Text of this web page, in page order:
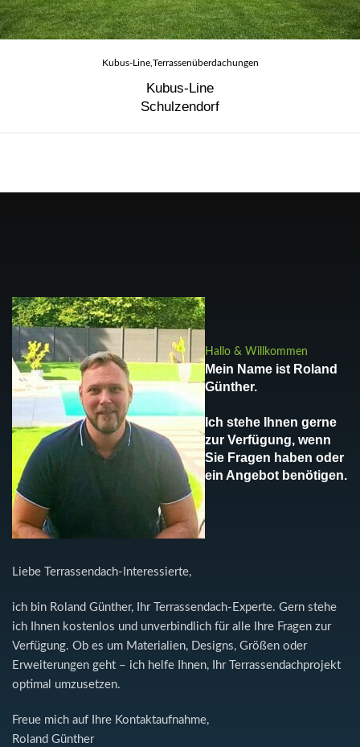
Kubus-Line Terrassenüberdachungen
Kubus-Line
Schulzendorf
Hallo & Willkommen
Mein Name ist Roland
Günther.
Ich stehe Ihnen gerne
zur Verfügung, wenn
Sie Fragen haben oder
ein Angebot benötigen.
Liebe Terrassendach-Interessierte,
ich bin Roland Günther, Ihr Terrassendach-Experte. Gern stehe
ich Ihnen kostenlos und unverbindlich für alle Ihre Fragen zur
Verfügung. Ob es um Materialien, Designs, Größen oder
Erweiterungen geht – ich helfe Ihnen, Ihr Terrassendachprojekt
optimal umzusetzen.
Freue mich auf Ihre Kontaktaufnahme,
Roland Günther